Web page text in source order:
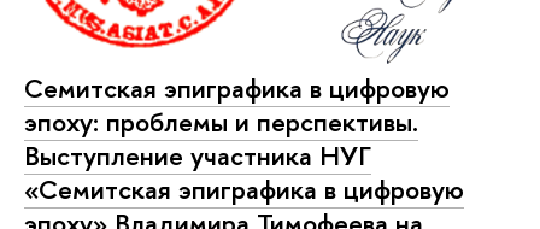
Семитская эпиграфика в цифровую
эпоху: проблемы и перспективы.
Выступление участника НУГ
«Семитская эпиграфика в цифровую